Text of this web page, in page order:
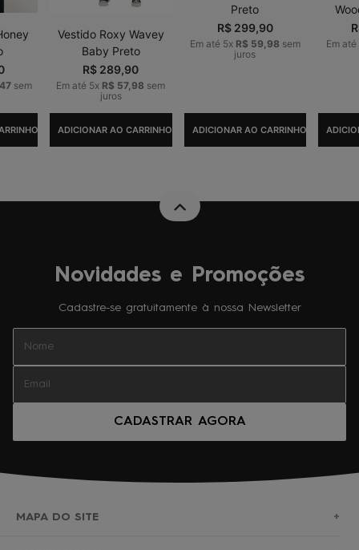
sem
Vestido Roxy Wavey
Baby Preto
R$ 289,90
Em até 5x R$ 57, 98 sem
juros
ADICIONAR AO CARRINHO
Preto
R$ 299,90
Em até 5x R$ 59 98 sem
juros
ADICIONAR AO CARRINHO
Em até
Novidades e Promoções
Cadastre-se gratuitamente à nossa Newsletter
CADASTRAR AGORA
MAPA DO SITE +